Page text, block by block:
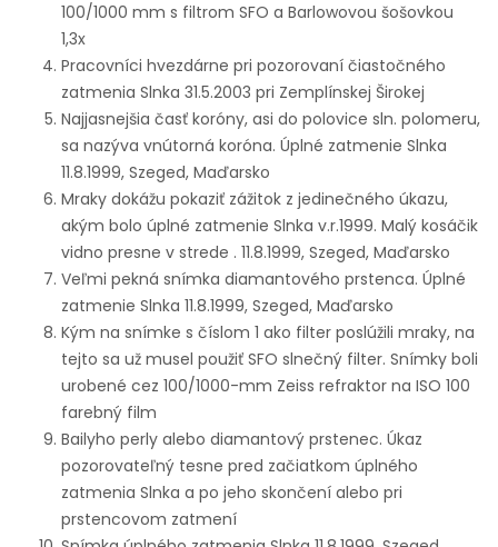
100/1000 mm s filtrom SFO a Barlowovou šošovkou
1,3x
Pracovníci hvezdárne pri pozorovaní čiastočného
zatmenia Slnka 31.5.2003 pri Zemplínskej Širokej
Najjasnejšia časť koróny, asi do polovice sln. polomeru,
sa nazýva vnútorná koróna. Úplné zatmenie Slnka
11.8.1999, Szeged, Maďarsko
Mraky dokážu pokaziť zážitok z jedinečného úkazu,
akým bolo úplné zatmenie Slnka v.r.1999. Malý kosáčik
vidno presne v strede . 11.8.1999, Szeged, Maďarsko
Veľmi pekná snímka diamantového prstenca. Úplné
zatmenie Slnka 11.8.1999, Szeged, Maďarsko
Kým na snímke s číslom 1 ako filter poslúžili mraky, na
tejto sa už musel použiť SFO slnečný filter. Snímky boli
urobené cez 100/1000-mm Zeiss refraktor na ISO 100
farebný film
Bailyho perly alebo diamantový prstenec. Úkaz
pozorovateľný tesne pred začiatkom úplného
zatmenia Slnka a po jeho skončení alebo pri
prstencovom zatmení